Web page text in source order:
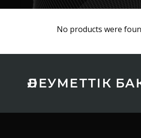
No products were
ӘЛЕУМЕТТІК